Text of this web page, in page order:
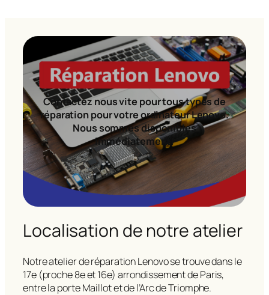
Contactez nous vite pour tous types de
réparation pour votre ordinateur Lenovo.
Nous sommes disponibles
immédiatement!
Localisation de notre atelier
Notre atelier de réparation Lenovo se trouve dans le
17e (proche 8e et 16e) arrondissement de Paris,
entre la porte Maillot et de l’Arc de Triomphe.